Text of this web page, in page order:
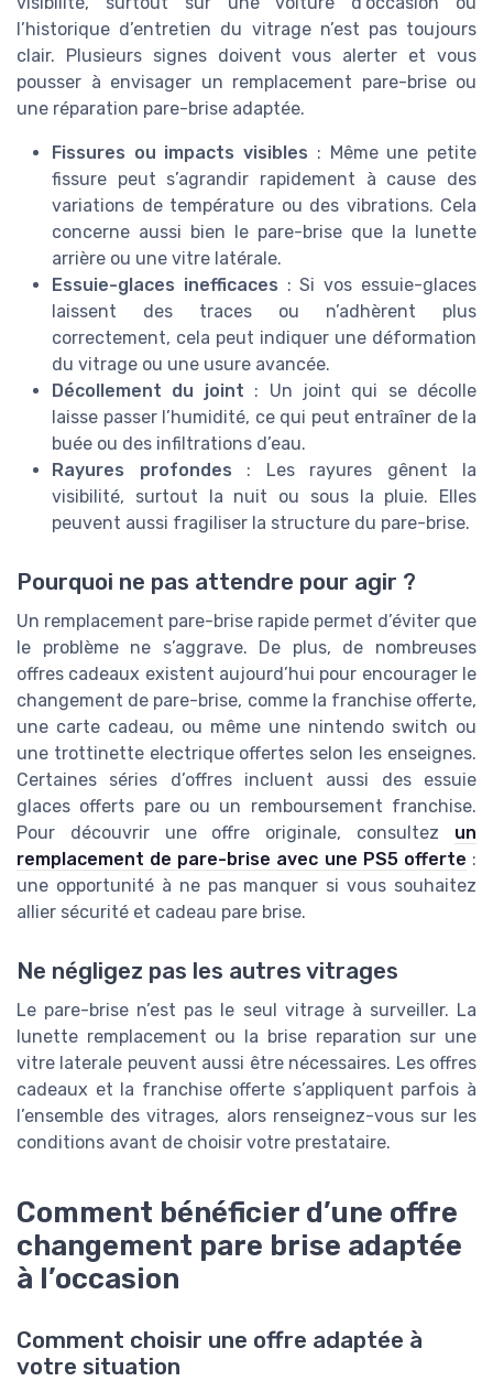
l’historique d’entretien du vitrage n’est pas toujours
clair. Plusieurs signes doivent vous alerter et vous
pousser à envisager un remplacement pare-brise ou
une réparation pare-brise adaptée.
Fissures ou impacts visibles : Même une petite
fissure peut s’agrandir rapidement à cause des
variations de température ou des vibrations. Cela
concerne aussi bien le pare-brise que la lunette
arrière ou une vitre latérale.
Essuie-glaces inefficaces : Si vos essuie-glaces
laissent des traces ou n’adhèrent plus
correctement, cela peut indiquer une déformation
du vitrage ou une usure avancée.
Décollement du joint : Un joint qui se décolle
laisse passer l’humidité, ce qui peut entraîner de la
buée ou des infiltrations d’eau.
Rayures profondes : Les rayures gênent la
visibilité, surtout la nuit ou sous la pluie. Elles
peuvent aussi fragiliser la structure du pare-brise.
Pourquoi ne pas attendre pour agir ?
Un remplacement pare-brise rapide permet d’éviter que
le problème ne s’aggrave. De plus, de nombreuses
offres cadeaux existent aujourd’hui pour encourager le
changement de pare-brise, comme la franchise offerte,
une carte cadeau, ou même une nintendo switch ou
une trottinette electrique offertes selon les enseignes.
Certaines séries d’offres incluent aussi des essuie
glaces offerts pare ou un remboursement franchise.
Pour découvrir une offre originale, consultez un
remplacement de pare-brise avec une PS5 offerte :
une opportunité à ne pas manquer si vous souhaitez
allier sécurité et cadeau pare brise.
Ne négligez pas les autres vitrages
Le pare-brise n’est pas le seul vitrage à surveiller. La
lunette remplacement ou la brise reparation sur une
vitre laterale peuvent aussi être nécessaires. Les offres
cadeaux et la franchise offerte s’appliquent parfois à
l’ensemble des vitrages, alors renseignez-vous sur les
conditions avant de choisir votre prestataire.
Comment bénéficier d’une offre
changement pare brise adaptée
à l’occasion
Comment choisir une offre adaptée à
votre situation